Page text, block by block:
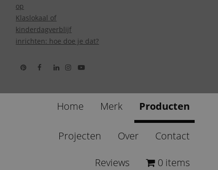
op
Klaslokaal of
kinderdagverblijf
inrichten: hoe doe je dat?
Home Merk Producten
Projecten Over Contact
Reviews 0 items